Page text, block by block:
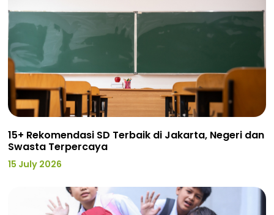
15+ Rekomendasi SD Terbaik di Jakarta, Negeri dan
Swasta Terpercaya
15 July 2026